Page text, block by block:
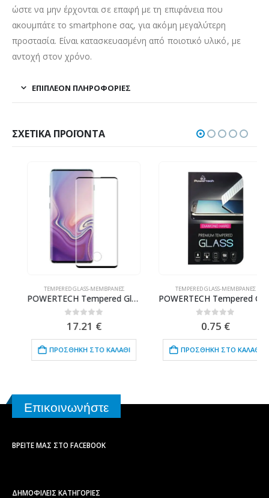
ώστε να μην έρχονται σε επαφή με τη επιφάνεια που
ακουμπάτε το smartphone σας, για ακόμη μεγαλύτερη
προστασία. Είναι κατασκευασμένη από ποιοτικό υλικό, με
αντοχή στον χρόνο.
ΕΠΙΠΛΈΟΝ ΠΛΗΡΟΦΟΡΊΕΣ
ΣΧΕΤΙΚΆ ΠΡΟΪΌΝΤΑ
TEMPERED GLASS-ΜΕΜΒΡΆΝΕΣ
POWERTECH Tempered Glass 3D, half glue, curved, Samsung S10 Plus, μαύρο
out of 5
17.21€
ΠΡΟΣΘΉΚΗ ΣΤΟ ΚΑΛΆΘΙ
TEMPERED GLASS-ΜΕΜΒΡΆΝΕΣ
POWERTECH Tempered Glass 9H(0.33MM), Nokia 3
out of 5
0.75€
ΠΡΟΣΘΉΚΗ ΣΤΟ ΚΑΛΆΘΙ
Επικοινωνήστε
ΒΡΕΊΤΕ ΜΑΣ ΣΤΟ FACEBOOK
ΔΗΜΟΦΙΛΕΙΣ ΚΑΤΗΓΟΡΙΕΣ